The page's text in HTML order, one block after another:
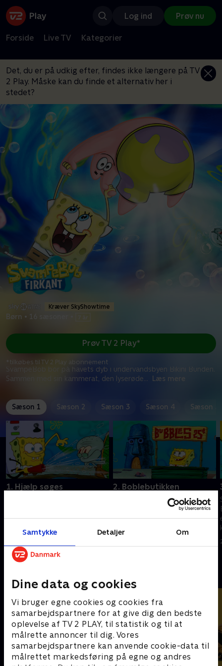
Samtykke Detaljer Om
Dine data og cookies
Vi bruger egne cookies og cookies fra
samarbejdspartnere for at give dig den bedste
oplevelse af TV 2 PLAY, til statistik og til at
målrette annoncer til dig. Vores
samarbejdspartnere kan anvende cookie-data til
målrettet markedsføring på egne og andres
Log ind Prøv nu
Forside Live TV Kategorier
Det, du er på udkig efter, findes ikke længere på TV
2 Play. Måske kan du finde et alternativ her i
stedet?
Kræver SkyShowtime
Børn • 16 sæsoner
SvampeBob bor på havets dyb i undervandsbyen Bikini Bunden.
Sammen med sin kammerat, den lyserøde... Læs mere
Prøv TV 2 Play*
*tilkøbes til TV 2 Play abonnement
Sæson 1 Sæson 2 Sæson 3 Sæson 4 Sæson 5
1. Hjælp søges
Sandy for første gang.
25. august 2023 • 22 min
2. Boblebutikken
SvampeBob viser sit talent for
bobleblæsning. I et forsøg på
at imponere Sandy revner hans